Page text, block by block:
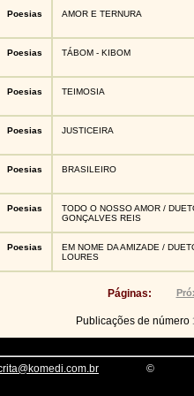
Poesias AMOR E TERNURA
Poesias TÁBOM - KIBOM
Poesias TEIMOSIA
Poesias JUSTICEIRA
Poesias BRASILEIRO
Poesias
TODO O NOSSO AMOR /
GONÇALVES REIS
Poesias
EM NOME DA AMIZADE /
LOURES
Páginas:
Publicações de número
©